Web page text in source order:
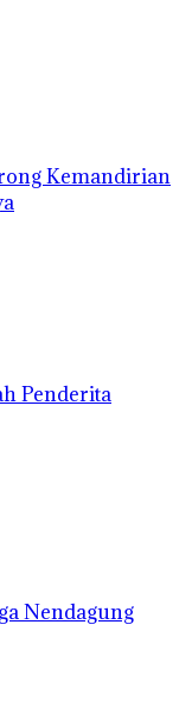
Kemandirian
Penderita
Nendagung